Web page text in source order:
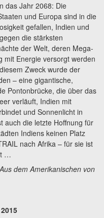
das Jahr 2068: Die
und Europa sind in die
gefallen, Indien und
die stärksten
der Welt, deren Mega-
mit Energie versorgt werden
Zweck wurde der
– eine gigantische,
Pontonbrücke, die über das
verläuft, Indien mit
und Sonnenlicht in
auch die letzte Hoffnung für
Indiens keinen Platz
nach Afrika – für sie ist
…
dem Amerikanischen von